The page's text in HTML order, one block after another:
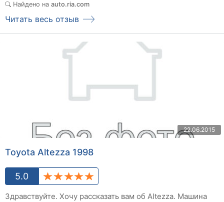
Найдено на auto.ria.com
Читать весь отзыв
22.06.2015
Toyota Altezza 1998
5.0
Здравствуйте. Хочу рассказать вам об Altezza. Машина